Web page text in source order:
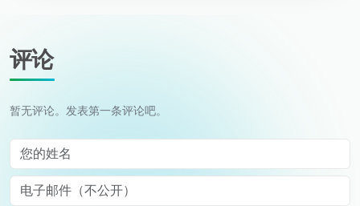
评论
暂无评论。发表第一条评论吧。
您的姓名
电子邮件（不公开）